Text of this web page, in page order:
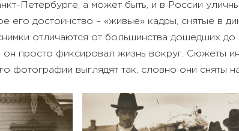
Петербурге, а может быть, и в России
его достоинство – «живые» кадры, снятые в
отличаются от большинства дошедших
он просто фиксировал жизнь вокруг. Сюжеты
фотографии выглядят так, словно они